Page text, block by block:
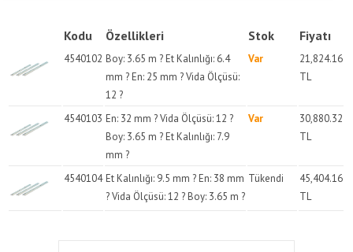
Kodu Özellikleri Stok Fiyatı
4540102 Boy: 3.65 m ? Et Kalınlığı: 6.4
mm ? En: 25 mm ? Vida Ölçüsü:
12 ?
Var
21,824.16
TL
4540103 En: 32 mm ? Vida Ölçüsü: 12 ?
Boy: 3.65 m ? Et Kalınlığı: 7.9
mm ?
Var
30,880.32
TL
4540104 Et Kalınlığı: 9.5 mm ? En: 38 mm
? Vida Ölçüsü: 12 ? Boy: 3.65 m ?
Tükendi
45,404.16
TL